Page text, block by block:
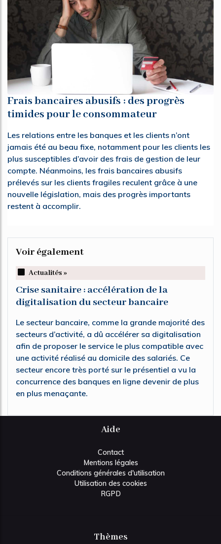
Frais bancaires abusifs : des progrès
timides pour le consommateur
Les relations entre les banques et les clients n’ont
jamais été au beau fixe, notamment pour les clients les
plus susceptibles d’avoir des frais de gestion de leur
compte. Néanmoins, les frais bancaires abusifs
prélevés sur les clients fragiles reculent grâce à une
nouvelle législation, mais des progrès importants
restent à accomplir.
Voir également
Actualités »
Crise sanitaire : accélération de la
digitalisation du secteur bancaire
Le secteur bancaire, comme la grande majorité des
secteurs d’activité, a dû accélérer sa digitalisation
afin de proposer le service le plus compatible avec
une activité réalisé au domicile des salariés. Ce
secteur encore très porté sur le présentiel a vu la
concurrence des banques en ligne devenir de plus
en plus menaçante.
Aide
Contact
Mentions légales
Conditions générales d'utilisation
Utilisation des cookies
RGPD
Thèmes